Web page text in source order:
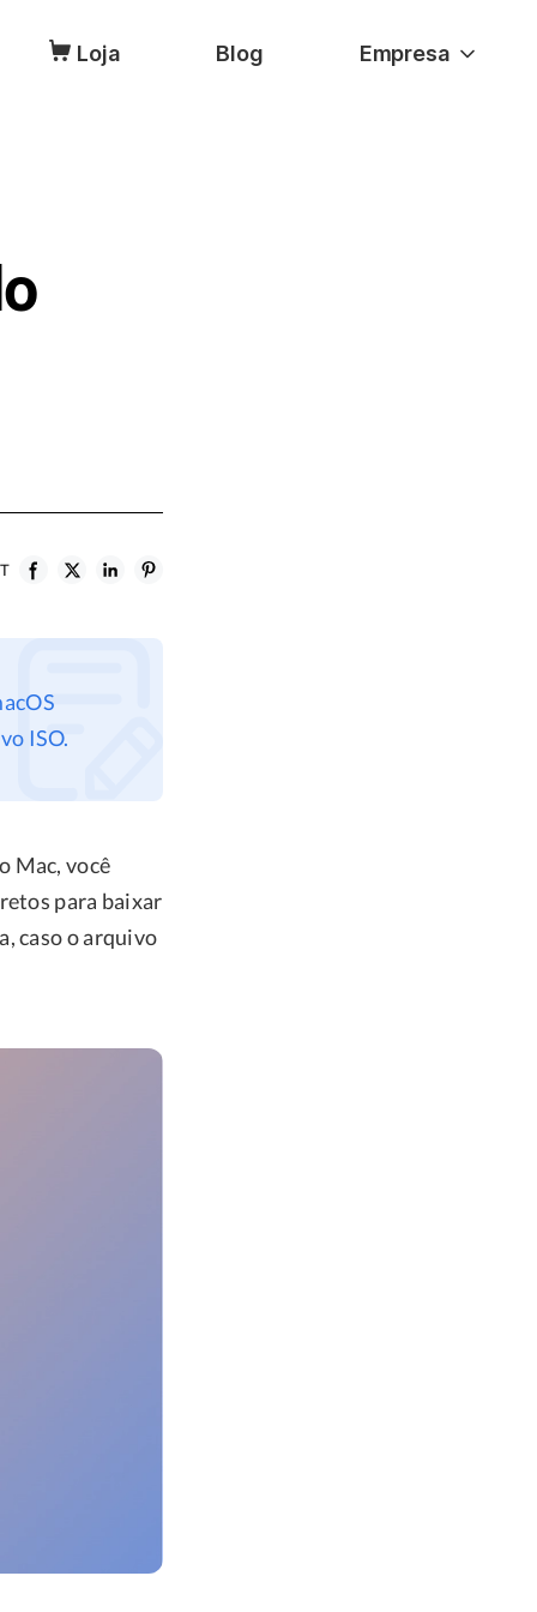
Loja Blog Empresa
ISO.
Mac, você
para baixar
caso o arquivo